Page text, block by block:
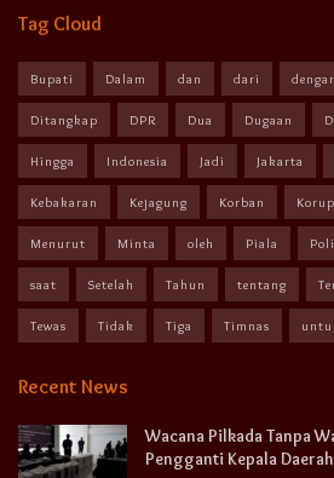
Tag Cloud
Bupati Dalam dan dari dengan
Ditangkap DPR Dua Dugaan
Hingga Indonesia Jadi Jakarta
Kebakaran Kejagung Korban
Menurut Minta oleh Piala
saat Setelah Tahun tentang
Tewas Tidak Tiga Timnas
Recent News
Wacana Pilkada Tanpa
Pengganti Kepala